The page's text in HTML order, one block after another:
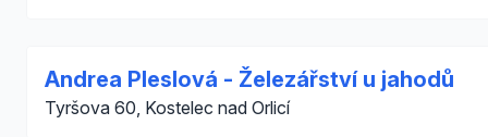
Andrea Pleslová - Železářství u jahodů
Tyršova 60, Kostelec nad Orlicí